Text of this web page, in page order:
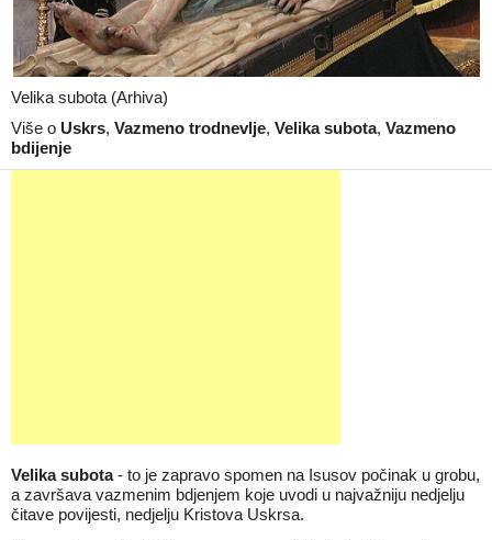
Velika subota (Arhiva)
Više o Uskrs, Vazmeno trodnevlje, Velika subota, Vazmeno
bdijenje
Velika subota- to je zapravo spomen na Isusov počinak u grobu,
a završava vazmenim bdjenjem koje uvodi u najvažniju nedjelju
čitave povijesti, nedjelju Kristova Uskrsa.